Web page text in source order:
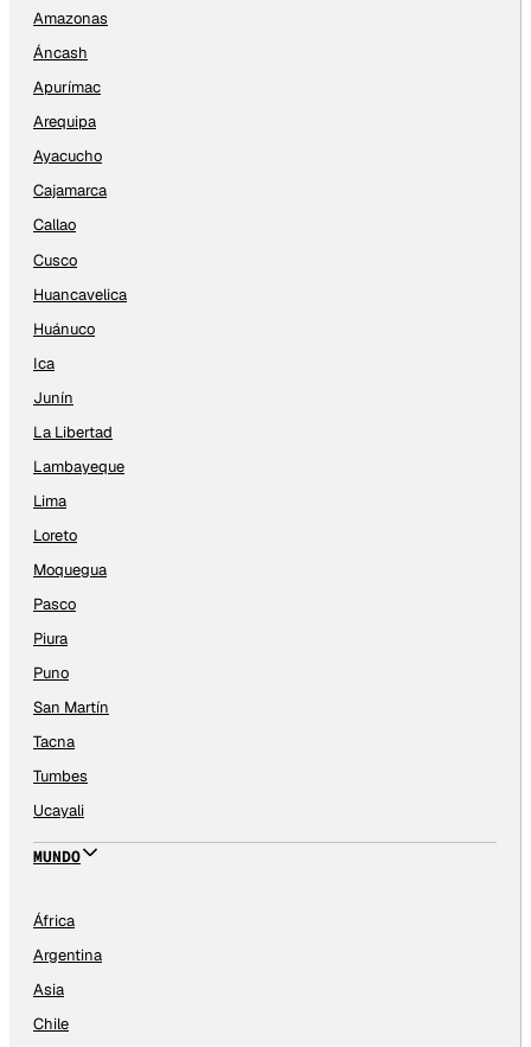
Amazonas
Áncash
Apurímac
Arequipa
Ayacucho
Cajamarca
Callao
Cusco
Huancavelica
Huánuco
Ica
Junín
La Libertad
Lambayeque
Lima
Loreto
Moquegua
Pasco
Piura
Puno
San Martín
Tacna
Tumbes
Ucayali
MUNDO
África
Argentina
Asia
Chile